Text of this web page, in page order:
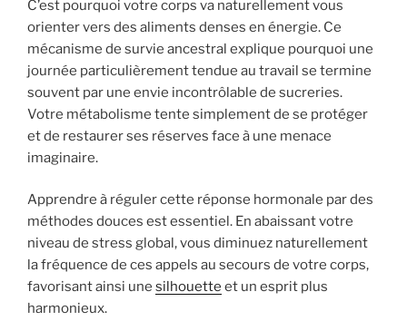
C’est pourquoi votre corps va naturellement vous
orienter vers des aliments denses en énergie. Ce
mécanisme de survie ancestral explique pourquoi une
journée particulièrement tendue au travail se termine
souvent par une envie incontrôlable de sucreries.
Votre métabolisme tente simplement de se protéger
et de restaurer ses réserves face à une menace
imaginaire.
Apprendre à réguler cette réponse hormonale par des
méthodes douces est essentiel. En abaissant votre
niveau de stress global, vous diminuez naturellement
la fréquence de ces appels au secours de votre corps,
favorisant ainsi une silhouette et un esprit plus
harmonieux.